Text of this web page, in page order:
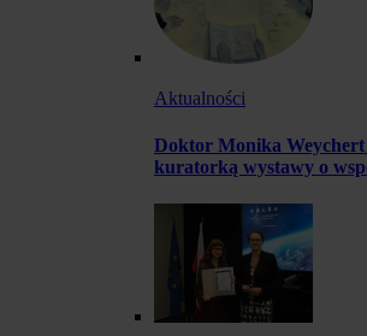
Aktualności
Doktor Monika Weychert
kuratorką wystawy o